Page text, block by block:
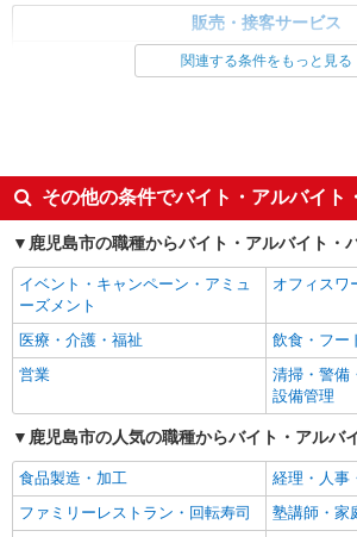
販売・接客サービス
英語が活かせる
ボーナス・
日払い
車通勤OK
交通費支給
社会保険あ
社員登用あり
関連する条件をもっと見る
その他の条件でバイト・アルバイト
鹿児島市の職種からバイト・アルバイト・
イベント・キャンペーン・アミュ
ーズメント
オフィスワ
医療・介護・福祉
飲食・フー
営業
清掃・警備
設備管理
鹿児島市の人気の職種からバイト・アルバ
食品製造・加工
経理・人事
ファミリーレストラン・回転寿司
塾講師・家